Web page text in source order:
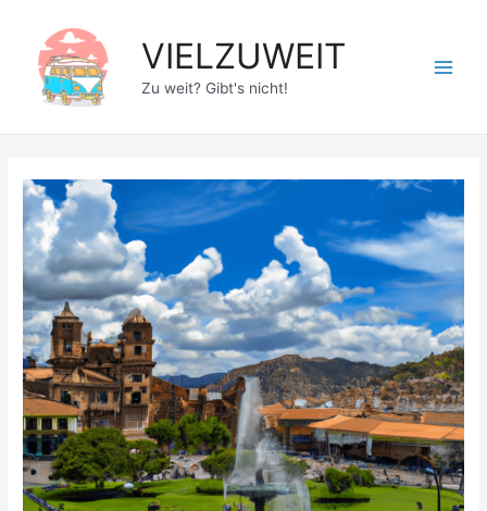
springen
VIELZUWEIT
Zu weit? Gibt's nicht!